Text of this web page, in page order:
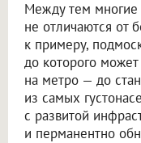
Между тем
не отличаются от
к примеру,
до которого
на метро — до
из самых
с развитой
и перманентно